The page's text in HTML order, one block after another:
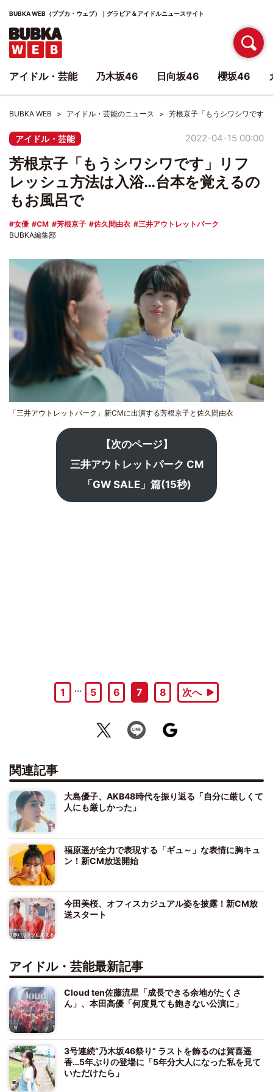
BUBKA WEB（ブブカ・ウェブ）｜グラビア＆アイドルニュースサイト
BUBKA WEB アイドル・芸能のニュース 芳根京子「もうシワシワです
アイドル・芸能 2022-04-15 00:00
芳根京子「もうシワシワです」リフ
レッシュ方法は入浴…台本を覚えるの
もお風呂で
女優 CM 芳根京子 佐久間由衣
三井アウトレットパーク
BUBKA編集部
「三井アウトレットパーク」新CMに出演する芳根京子と佐久間由衣
【次のページ】
三井アウトレットパーク CM
「GW SALE」篇(15秒)
1 … 5 6 7 8 次へ
関連記事
大島優子、AKB48時代を振り返る「自分に厳しくて
人にも厳しかった」
福原遥が全力で表現する「ギュ～」な表情に胸キュ
ン！新CM放送開始
今田美桜、オフィスカジュアル姿を披露！新CM放
送スタート
アイドル・芸能最新記事
Cloud ten佐藤流星「成長できる余地がたくさ
ん」、本田高優「何度見ても飽きない公演に」
3号連続“乃木坂46祭り” ラストを飾るのは賀喜遥
香…5年ぶりの登場に「5年分大人になった私を見て
いただけたら」
アイドル・芸能 乃木坂46 日向坂46 櫻坂46